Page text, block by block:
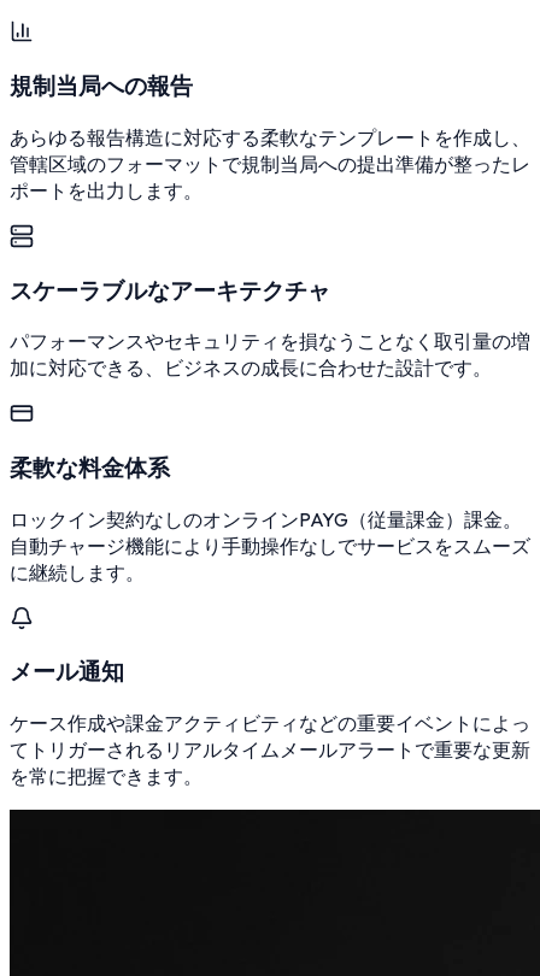
規制当局への報告
あらゆる報告構造に対応する柔軟なテンプレートを作成し、
管轄区域のフォーマットで規制当局への提出準備が整ったレ
ポートを出力します。
スケーラブルなアーキテクチャ
パフォーマンスやセキュリティを損なうことなく取引量の増
加に対応できる、ビジネスの成長に合わせた設計です。
柔軟な料金体系
ロックイン契約なしのオンラインPAYG（従量課金）課金。
自動チャージ機能により手動操作なしでサービスをスムーズ
に継続します。
メール通知
ケース作成や課金アクティビティなどの重要イベントによっ
てトリガーされるリアルタイムメールアラートで重要な更新
を常に把握できます。